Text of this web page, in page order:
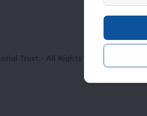
Trust - All Rights Reserved